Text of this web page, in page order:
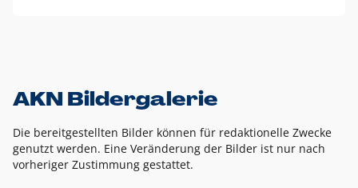
AKN Bildergalerie
Die bereitgestellten Bilder können für redaktionelle Zwecke
genutzt werden. Eine Veränderung der Bilder ist nur nach
vorheriger Zustimmung gestattet.